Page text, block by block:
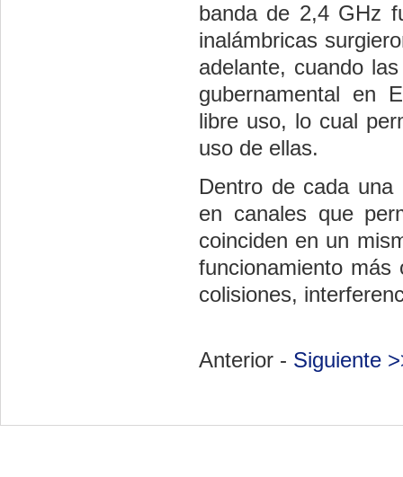
banda de 2,4 GHz
inalámbricas
adelante, cuando
gubernamental en
libre uso, lo cual
uso de ellas.
Dentro de cada
en canales que
coinciden en un
funcionamiento
colisiones,
Anterior - Siguiente